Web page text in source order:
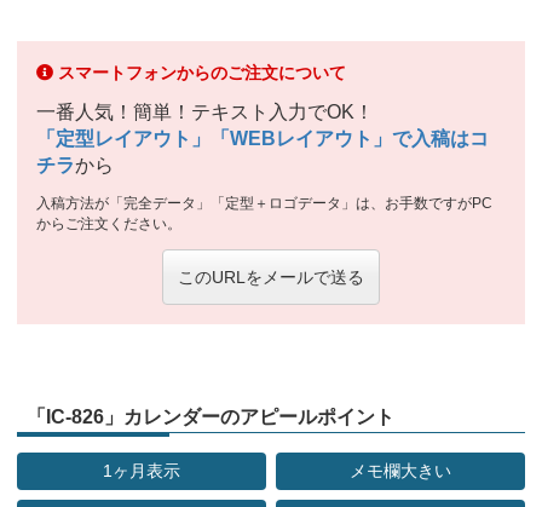
スマートフォンからのご注文について
一番人気！簡単！テキスト入力でOK！
「定型レイアウト」「WEBレイアウト」で入稿はコ
チラから
入稿方法が「完全データ」「定型＋ロゴデータ」は、お手数ですがPC
からご注文ください。
このURLをメールで送る
「IC-826」カレンダーのアピールポイント
1ヶ月表示 メモ欄大きい